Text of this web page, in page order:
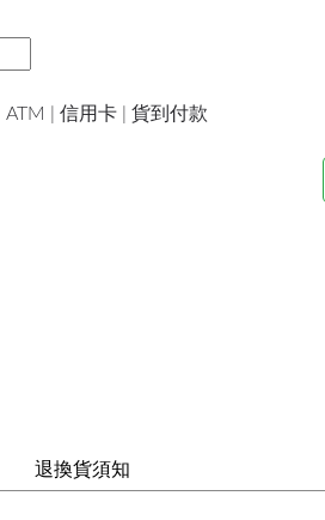
ATM | 信用卡 | 貨到付款
退換貨須知